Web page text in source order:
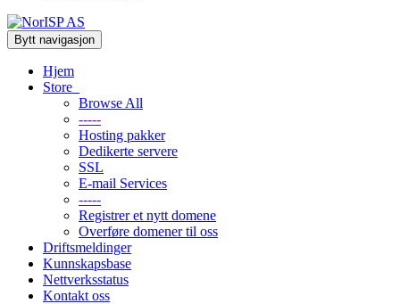
Bytt navigasjon
Hjem
Store
Browse All
-----
Hosting pakker
Dedikerte servere
SSL
E-mail Services
-----
Registrer et nytt domene
Overføre domener til oss
Driftsmeldinger
Kunnskapsbase
Nettverksstatus
Kontakt oss